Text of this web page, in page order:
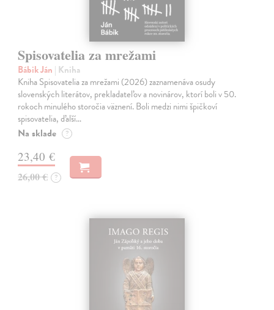
Spisovatelia za mrežami
Bábik Ján | Kniha
Kniha Spisovatelia za mrežami (2026) zaznamenáva osudy
slovenských literátov, prekladateľov a novinárov, ktorí boli v 50.
rokoch minulého storočia väznení. Boli medzi nimi špičkoví
spisovatelia, ďalší…
Na sklade ?
23,40 €
26,00 € ?